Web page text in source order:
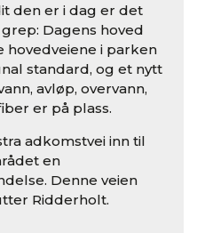
den er i dag er det
Dagens hoved
hovedveiene i parken
standard, og et nytt
avløp, overvann,
er på plass.
adkomstvei inn til
en
Denne veien
Ridderholt.